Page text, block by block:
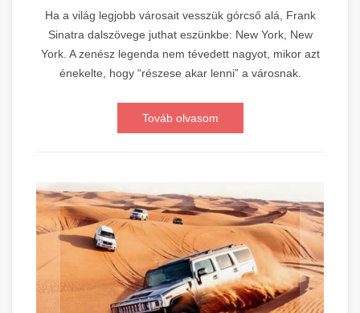
Ha a világ legjobb városait vesszük górcső alá, Frank
Sinatra dalszövege juthat eszünkbe: New York, New
York. A zenész legenda nem tévedett nagyot, mikor azt
énekelte, hogy “részese akar lenni” a városnak.
Továb olvasom